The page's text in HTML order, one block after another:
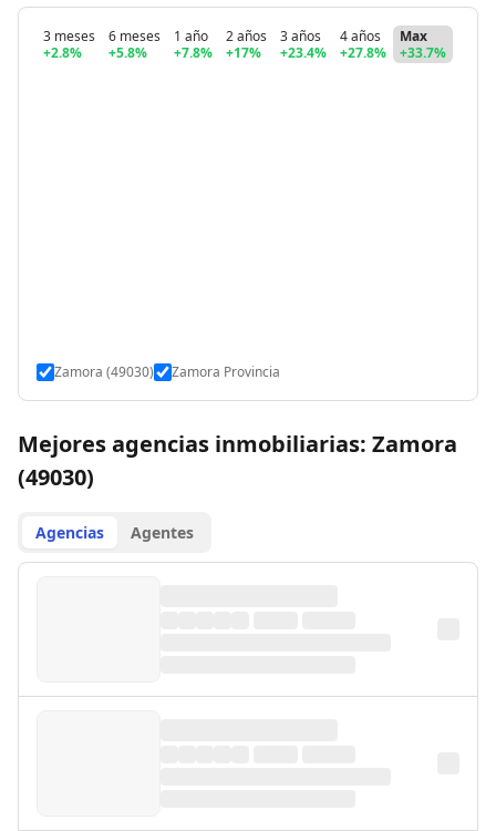
3 meses
+2.8%
6 meses
+5.8%
1 año
+7.8%
2 años
+17%
3 años
+23.4%
4 años
+27.8%
Max
+33.7%
Zamora (49030) Zamora Provincia
Mejores agencias inmobiliarias: Zamora
(49030)
Agencias Agentes